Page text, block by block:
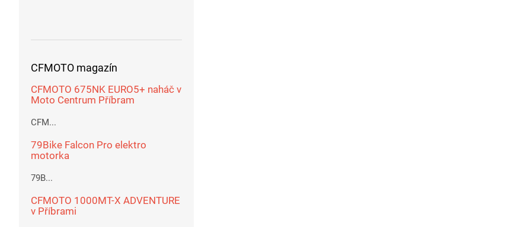
CFMOTO magazín
CFMOTO 675NK EURO5+ naháč v
Moto Centrum Příbram
CFM...
79Bike Falcon Pro elektro
motorka
79B...
CFMOTO 1000MT-X ADVENTURE
v Příbrami